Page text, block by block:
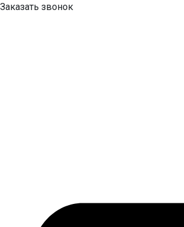
Заказать звонок